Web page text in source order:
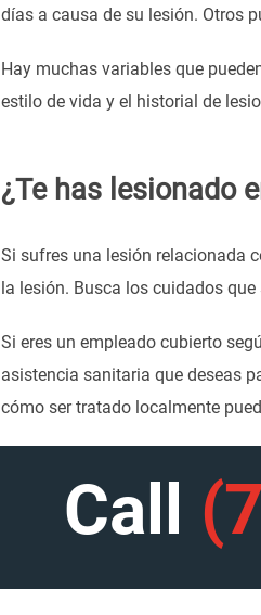
días a causa de su lesión. Otros
Hay muchas variables que
estilo de vida y el historial de
¿Te has lesionado
Si sufres una lesión relacionada
la lesión. Busca los cuidados
Si eres un empleado cubierto
asistencia sanitaria que deseas
cómo ser tratado localmente
Call